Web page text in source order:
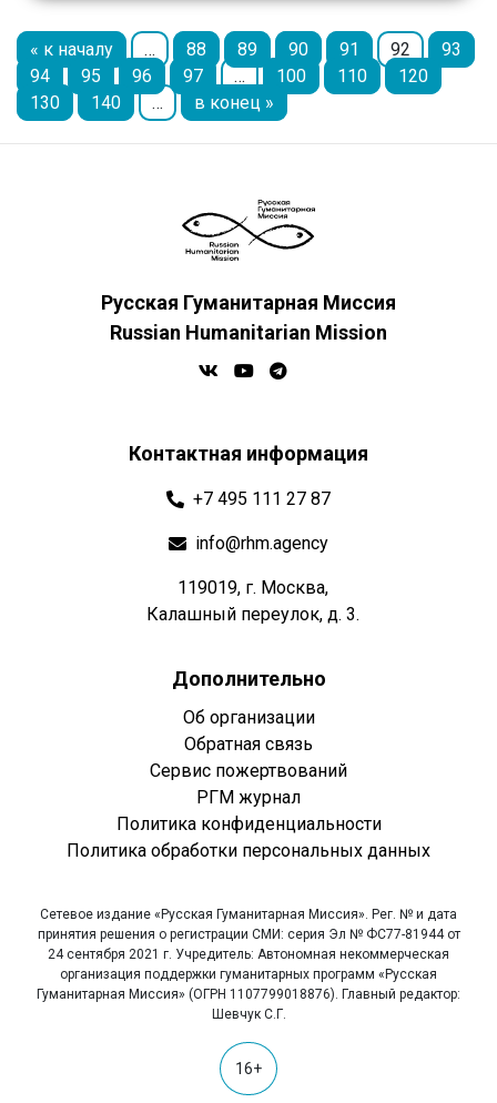
« к началу … 88 89 90 91 92
93
94
95 96 97 … 100 110
120
130
140 … в конец »
Русская Гуманитарная Миссия
Russian Humanitarian Mission
Контактная информация
+7 495 111 27 87
info@rhm.agency
119019, г. Москва,
Калашный переулок, д. 3.
Дополнительно
Об организации
Обратная связь
Сервис пожертвований
РГМ журнал
Политика конфиденциальности
Политика обработки персональных данных
Сетевое издание «Русская Гуманитарная Миссия». Рег. № и дата
принятия решения о регистрации СМИ: серия Эл № ФС77-81944 от
24 сентября 2021 г. Учредитель: Автономная некоммерческая
организация поддержки гуманитарных программ «Русская
Гуманитарная Миссия» (ОГРН 1107799018876). Главный редактор:
Шевчук С.Г.
16+